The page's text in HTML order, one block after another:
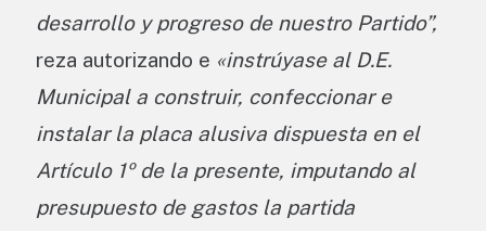
desarrollo y progreso de nuestro Partido”,
reza autorizando e «instrúyase al D.E.
Municipal a construir, confeccionar e
instalar la placa alusiva dispuesta en el
Artículo 1º de la presente, imputando al
presupuesto de gastos la partida